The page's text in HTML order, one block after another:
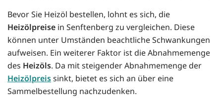
Bevor Sie Heizöl bestellen, lohnt es sich, die
Heizölpreise in Senftenberg zu vergleichen. Diese
können unter Umständen beachtliche Schwankungen
aufweisen. Ein weiterer Faktor ist die Abnahmemenge
des Heizöls. Da mit steigender Abnahmemenge der
Heizölpreissinkt, bietet es sich an über eine
Sammelbestellung nachzudenken.